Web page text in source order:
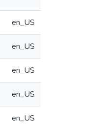
en_US
en_US
en_US
en_US
en_US